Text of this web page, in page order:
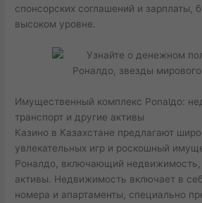
спонсорских соглашений и зарплаты,
высоком уровне.
Имущественный комплекс Роnalдо:
транспорт и другие активы
Казино в Казахстане предлагают
увлекательных игр и роскошный
Роналдо, включающий недвижимость,
активы. Недвижимость включает в
номера и апартаменты, специально